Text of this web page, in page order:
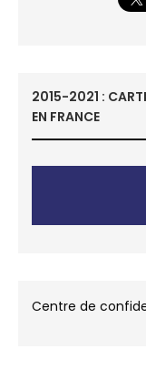
2015-2021 :
EN FRANCE
Centre de